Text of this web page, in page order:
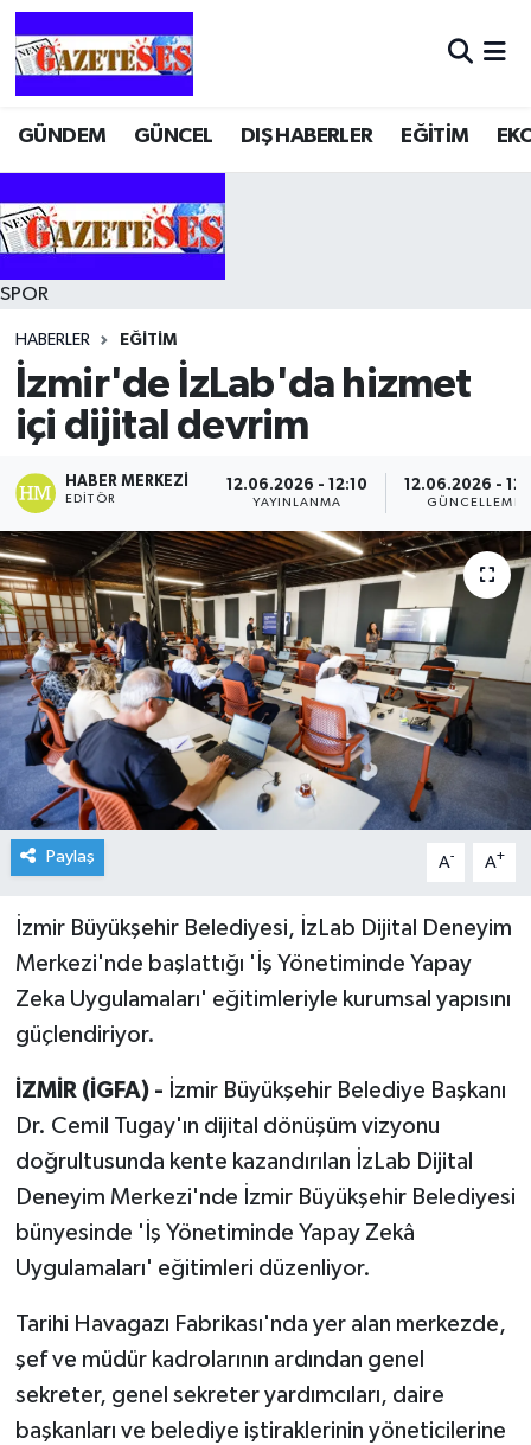
GÜNDEM GÜNCEL DIŞ HABERLER EĞİTİM
SPOR
HABERLER EĞİTİM
İzmir'de İzLab'da hizmet
içi dijital devrim
HABER MERKEZI
EDITÖR
12.06.2026 - 12:10
YAYINLANMA
12.06.2026 -
GÜNCELLEME
Paylaş A- A+
İzmir Büyükşehir Belediyesi, İzLab Dijital Deneyim
Merkezi'nde başlattığı 'İş Yönetiminde Yapay
Zeka Uygulamaları' eğitimleriyle kurumsal yapısını
güçlendiriyor.
İZMİR (İGFA) - İzmir Büyükşehir Belediye Başkanı
Dr. Cemil Tugay'ın dijital dönüşüm vizyonu
doğrultusunda kente kazandırılan İzLab Dijital
Deneyim Merkezi'nde İzmir Büyükşehir Belediyesi
bünyesinde 'İş Yönetiminde Yapay Zekâ
Uygulamaları' eğitimleri düzenliyor.
Tarihi Havagazı Fabrikası'nda yer alan merkezde,
şef ve müdür kadrolarının ardından genel
sekreter, genel sekreter yardımcıları, daire
başkanları ve belediye iştiraklerinin yöneticilerine